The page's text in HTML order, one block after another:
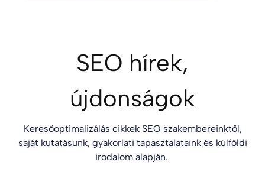
SEO hírek,
újdonságok
Keresőoptimalizálás cikkek SEO szakembereinktől,
saját kutatásunk, gyakorlati tapasztalataink és külföldi
irodalom alapján.